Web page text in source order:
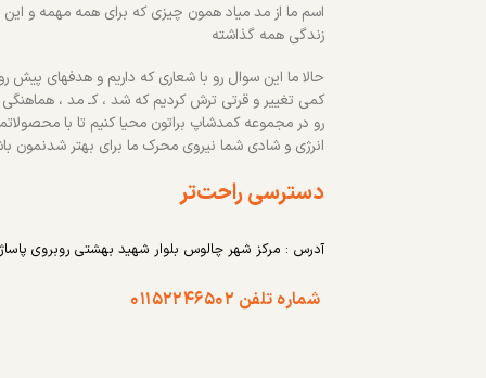
اسم ما از مد میاد همون چیزی که برای همه مهمه و این
زندگی همه گذاشته
حالا ما این سوال رو با شعاری که داریم و هدفهای پیش
کمی تغییر و قرتی ترش کردیم که شد ، کـ مد ،
رو در مجموعه کمدشاپ براتون محیا کنیم تا با
انرژی و شادی شما نیروی محرک ما برای بهتر شدنمون
دسترسی راحت‌تر
آدرس : مرکز شهر چالوس بلوار شهید بهشتی روبروی
شماره تلفن ۰۱۱۵۲۲۴۶۵۰۲